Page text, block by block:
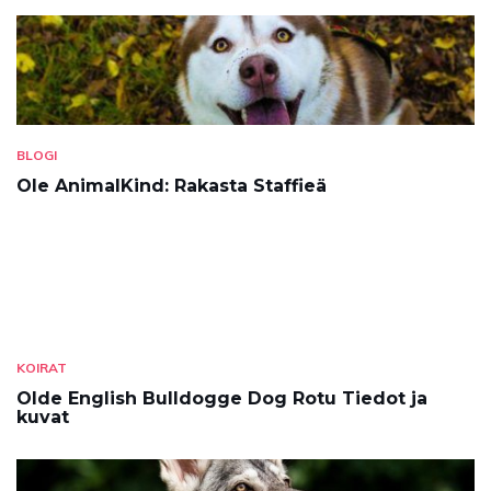
BLOGI
Ole AnimalKind: Rakasta Staffieä
KOIRAT
Olde English Bulldogge Dog Rotu Tiedot ja
kuvat